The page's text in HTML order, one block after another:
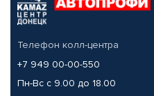
Телефон колл-центра
+7 949 00-00-550
Пн-Вс с 9.00 до 18.00